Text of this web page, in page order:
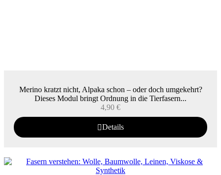
Merino kratzt nicht, Alpaka schon – oder doch umgekehrt?
Dieses Modul bringt Ordnung in die Tierfasern...
4,90 €
Details